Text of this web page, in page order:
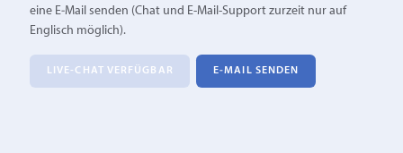
eine E‑Mail senden (Chat und E-Mail-Support zurzeit nur auf
Englisch möglich).
LIVE-CHAT VERFÜGBAR E‑MAIL SENDEN